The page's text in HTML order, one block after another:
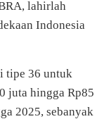
lahirlah
Indonesia
tipe 36 untuk
juta hingga Rp85
2025, sebanyak